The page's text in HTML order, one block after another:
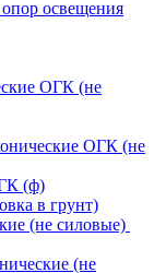
освещения
ОГК (не
ОГК (не
(ф)
в грунт)
(не силовые)
(не